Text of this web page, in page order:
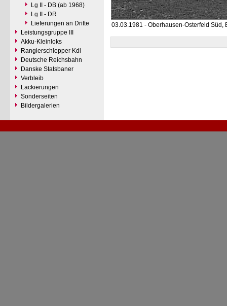
Lg II - DB (ab 1968)
Lg II - DR
Lieferungen an Dritte
Leistungsgruppe III
Akku-Kleinloks
Rangierschlepper Kdl
Deutsche Reichsbahn
Danske Statsbaner
Verbleib
Lackierungen
Sonderseiten
Bildergalerien
03.03.1981 - Oberhausen-Osterfeld Süd,